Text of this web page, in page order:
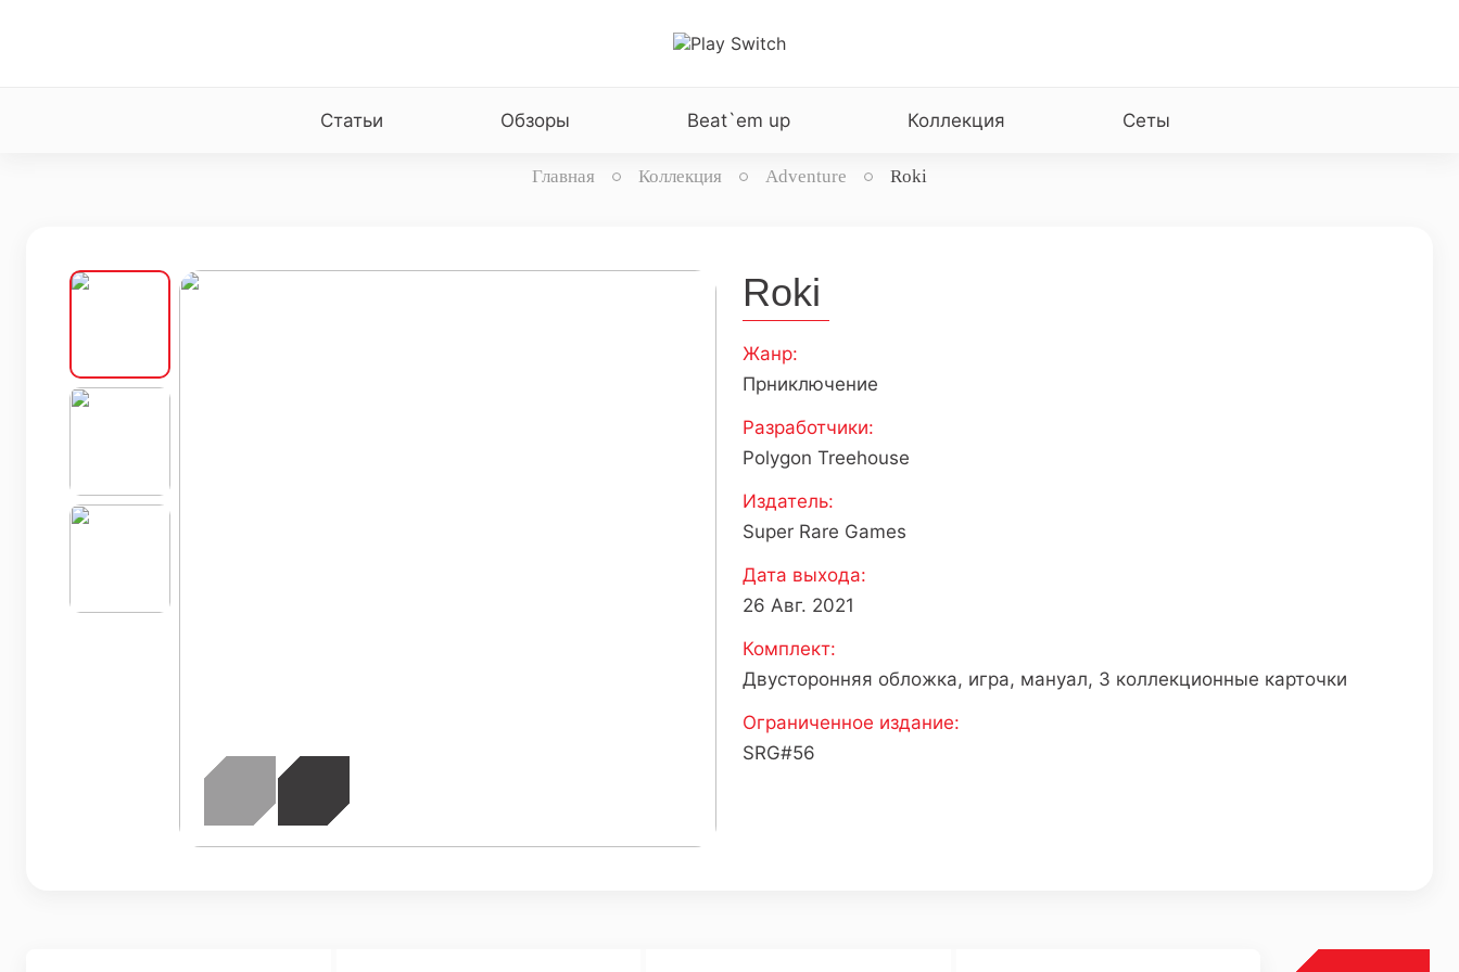
Статьи Обзоры Beat`em up Коллекция Сеты
Главная Коллекция Adventure Roki
Roki
Жанр:
Прниключение
Разработчики:
Polygon Treehouse
Издатель:
Super Rare Games
Дата выхода:
26 Авг. 2021
Комплект:
Двусторонняя обложка, игра, мануал, 3 коллекционные карточки
Ограниченное издание:
SRG#56